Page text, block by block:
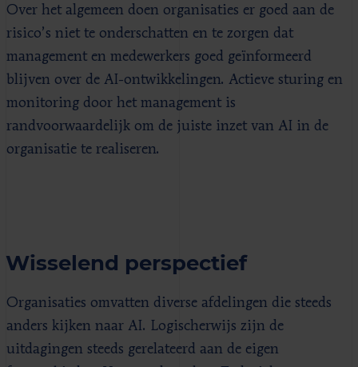
Over het algemeen doen organisaties er goed aan de
risico’s niet te onderschatten en te zorgen dat
management en medewerkers goed geïnformeerd
blijven over de AI-ontwikkelingen. Actieve sturing en
monitoring door het management is
randvoorwaardelijk om de juiste inzet van AI in de
organisatie te realiseren.
Wisselend perspectief
Organisaties omvatten diverse afdelingen die steeds
anders kijken naar AI. Logischerwijs zijn de
uitdagingen steeds gerelateerd aan de eigen